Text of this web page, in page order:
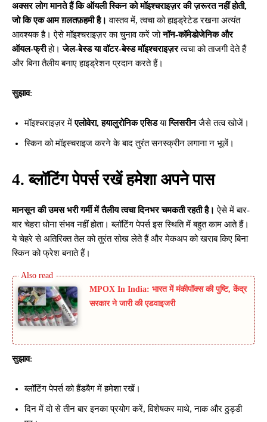
अक्सर लोग मानते हैं कि ऑयली स्किन को मॉइश्चराइज़र की ज़रूरत नहीं होती,
जो कि एक आम ग़लतफ़हमी है। वास्तव में, त्वचा को हाइड्रेटेड रखना अत्यंत
आवश्यक है। ऐसे मॉइश्चराइज़र का चुनाव करें जोनॉन-कॉमेडोजेनिक और
ऑयल-फ्रीहो।जेल-बेस्ड या वॉटर-बेस्ड मॉइश्चराइज़रत्वचा को ताजगी देते हैं
और बिना तैलीय बनाए हाइड्रेशन प्रदान करते हैं।
सुझाव:
मॉइश्चराइज़र मेंएलोवेरा, हयालुरोनिक एसिडयाग्लिसरीनजैसे तत्व खोजें।
स्किन को मॉइस्चराइज करने के बाद तुरंत सनस्क्रीन लगाना न भूलें।
4. ब्लॉटिंग पेपर्स रखें हमेशा अपने पास
मानसून की उमस भरी गर्मी में तैलीय त्वचा दिनभर चमकती रहती है। ऐसे में बार-
बार चेहरा धोना संभव नहीं होता। ब्लॉटिंग पेपर्स इस स्थिति में बहुत काम आते हैं।
ये चेहरे से अतिरिक्त तेल को तुरंत सोख लेते हैं और मेकअप को खराब किए बिना
स्किन को फ्रेश बनाते हैं।
MPOX In India: भारत में मंकीपॉक्स की पुष्टि, केंद्र
सरकार ने जारी की एडवाइजरी
सुझाव:
ब्लॉटिंग पेपर्स को हैंडबैग में हमेशा रखें।
दिन में दो से तीन बार इनका प्रयोग करें, विशेषकर माथे, नाक और ठुड्डी